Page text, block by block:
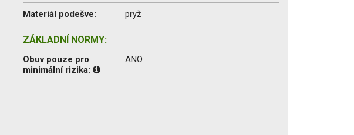
Materiál podešve: pryž
ZÁKLADNÍ NORMY:
Obuv pouze pro
minimální rizika:
ANO